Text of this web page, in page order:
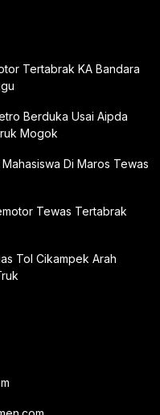
Tertabrak KA Bandara
Berduka Usai Aipda
Mogok
Di Maros Tewas
Tewas Tertabrak
Tol Cikampek Arah